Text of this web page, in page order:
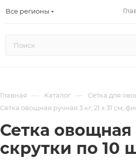
Все регионы
Главная — Каталог — Сетка для
Сетка овощная ручная 3 кг, 21 х 31 см,
Сетка овощная
скрутки по 10